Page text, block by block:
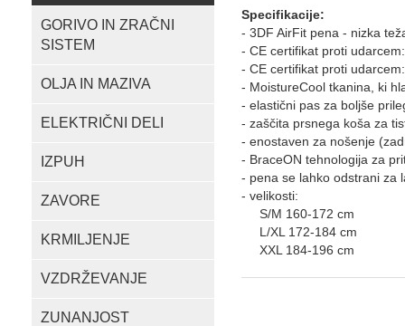
GORIVO IN ZRAČNI
SISTEM
OLJA IN MAZIVA
ELEKTRIČNI DELI
IZPUH
ZAVORE
KRMILJENJE
VZDRŽEVANJE
ZUNANJOST
Specifikacije:
- 3DF AirFit pena - nizka
- CE certifikat proti
- CE certifikat proti
- MoistureCool tkanina, ki
- elastični pas za boljše
- zaščita prsnega koša za
- enostaven za nošenje
- BraceON tehnologija za
- pena se lahko odstrani za
- velikosti:
S/M 160-172 cm
L/XL 172-184 cm
XXL 184-196 cm